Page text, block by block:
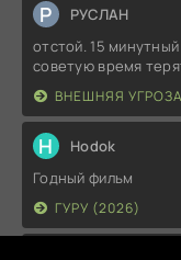
Р РУСЛАН
отстой. 15
советую время
ВНЕШНЯЯ
H Hodok
Годный фильм
ГУРУ (2026)